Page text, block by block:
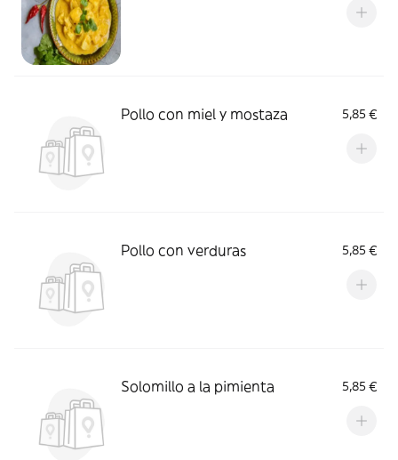
Pollo con miel y mostaza 5,85 €
Pollo con verduras 5,85 €
Solomillo a la pimienta 5,85 €